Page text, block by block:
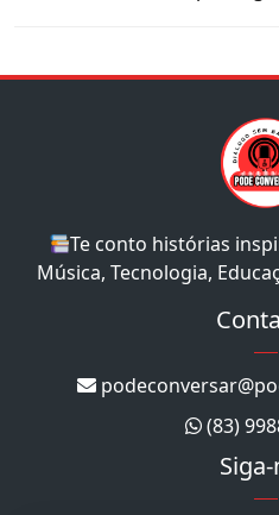
Te conto histórias
Música, Tecnologia,
(83)